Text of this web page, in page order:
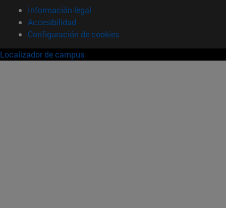
Información legal
Accesibilidad
Configuración de cookies
Localizador de campus